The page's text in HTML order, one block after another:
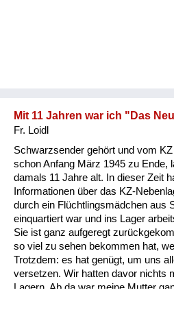
Mit 11 Jahren war ich "Das
Fr. Loidl
Schwarzsender gehört und vom
schon Anfang März 1945 zu Ende,
damals 11 Jahre alt. In dieser Zeit
Informationen über das KZ-
durch ein Flüchtlingsmädchen aus
einquartiert war und ins Lager
Sie ist ganz aufgeregt
so viel zu sehen bekommen hat,
Trotzdem: es hat genügt, um uns
versetzen. Wir hatten davor nichts
Lagern. Ab da war meine Mutter